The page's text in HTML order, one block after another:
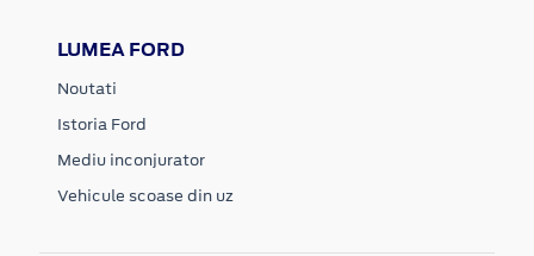
LUMEA FORD
Noutati
Istoria Ford
Mediu inconjurator
Vehicule scoase din uz